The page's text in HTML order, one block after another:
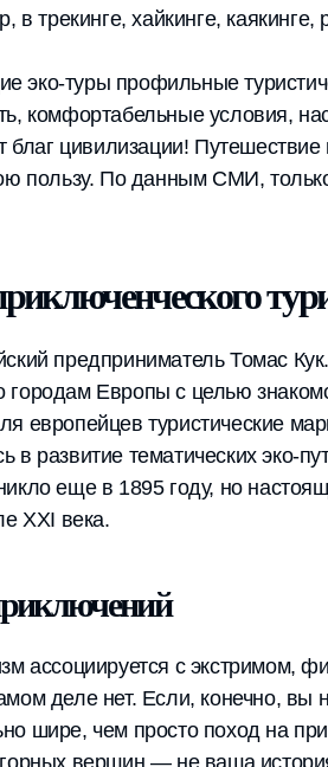
в трекинге, хайкинге,
эко-туры профильные
комфортабельные условия,
благ цивилизации!
пользу. По данным СМИ,
предприниматель Томас
Европы с целью
европейцев туристические
в развитие тематических
еще в 1895 году, но
XXI века.
ассоциируется с экстримом,
деле нет. Если, конечно, вы
шире, чем просто поход на
вершин — не ваша